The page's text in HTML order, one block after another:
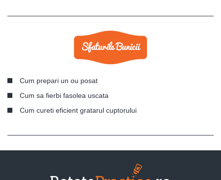
Cum prepari un ou posat
Cum sa fierbi fasolea uscata
Cum cureti eficient gratarul cuptorului